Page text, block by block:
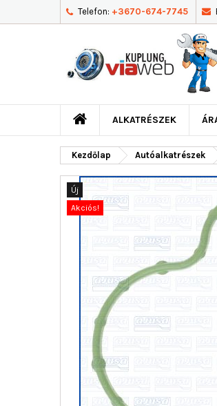
Telefon: +3670-674-7745
ALKATRÉSZEK
Kezdőlap Autóalkatrészek
Új
Akciós!